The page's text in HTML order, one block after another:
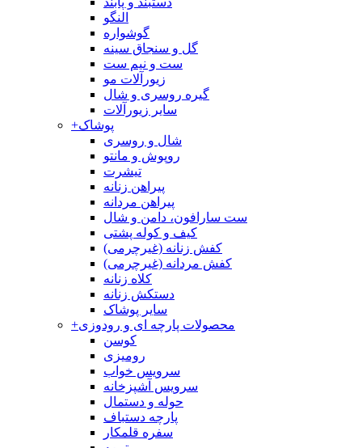
النگو
گوشواره
گل و سنجاق سینه
ست و نیم ست
زیورآلات مو
گیره روسری و شال
سایر زیورآلات
+پوشاک
شال و روسری
روپوش و مانتو
تیشرت
پیراهن زنانه
پیراهن مردانه
ست سارافون، دامن و شال
کیف و کوله پشتی
کفش زنانه (غیرچرمی)
کفش مردانه (غیرچرمی)
کلاه زنانه
دستکش زنانه
سایر پوشاک
+محصولات پارچه ای و رودوزی
کوسن
رومیزی
سرویس خواب
سرویس آشپزخانه
حوله و دستمال
پارچه دستباف
سفره قلمکار